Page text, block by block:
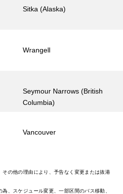
Sitka (Alaska)
Wrangell
Seymour Narrows (British
Columbia)
Vancouver
の他の理由により、予告なく変更または抜港
、スケジュール変更、一部区間のバス移動、